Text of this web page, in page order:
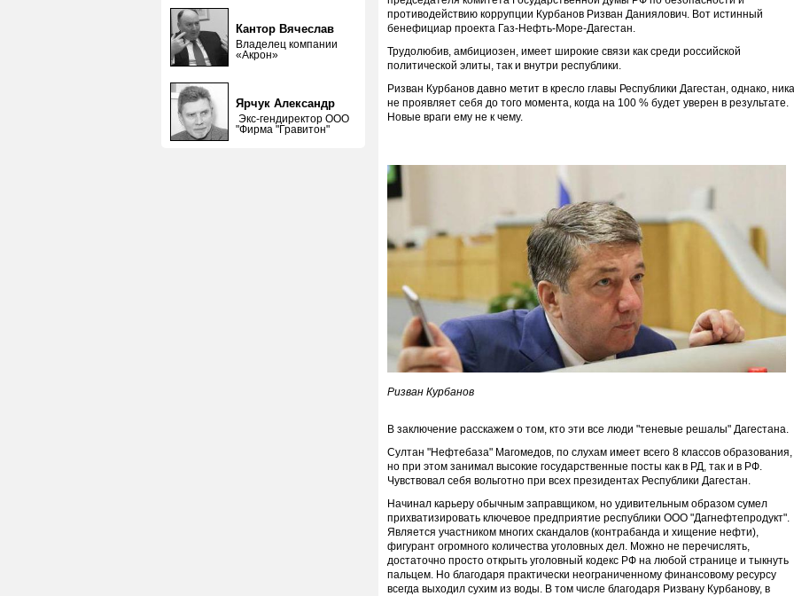
Кантор Вячеслав
Владелец компании
«Акрон»
Ярчук Александр
Экс-гендиректор ООО
"Фирма "Гравитон"
противодействию коррупции Курбанов Ризван Даниялович. Вот истинный
бенефициар проекта Газ-Нефть-Море-Дагестан.
Трудолюбив, амбициозен, имеет широкие связи как среди российской
политической элиты, так и внутри республики.
Ризван Курбанов давно метит в кресло главы Республики Дагестан, однако,
не проявляет себя до того момента, когда на 100 % будет уверен в результате.
Новые враги ему не к чему.
Ризван Курбанов
В заключение расскажем о том, кто эти все люди "теневые решалы" Дагестана.
Султан "Нефтебаза" Магомедов, по слухам имеет всего 8 классов образования,
но при этом занимал высокие государственные посты как в РД, так и в РФ.
Чувствовал себя вольготно при всех президентах Республики Дагестан.
Начинал карьеру обычным заправщиком, но удивительным образом сумел
прихватизировать ключевое предприятие республики ООО "Дагнефтепродукт".
Является участником многих скандалов (контрабанда и хищение нефти),
фигурант огромного количества уголовных дел. Можно не перечислять,
достаточно просто открыть уголовный кодекс РФ на любой странице и тыкнуть
пальцем. Но благодаря практически неограниченному финансовому ресурсу
всегда выходил сухим из воды. В том числе благодаря Ризвану Курбанову, в